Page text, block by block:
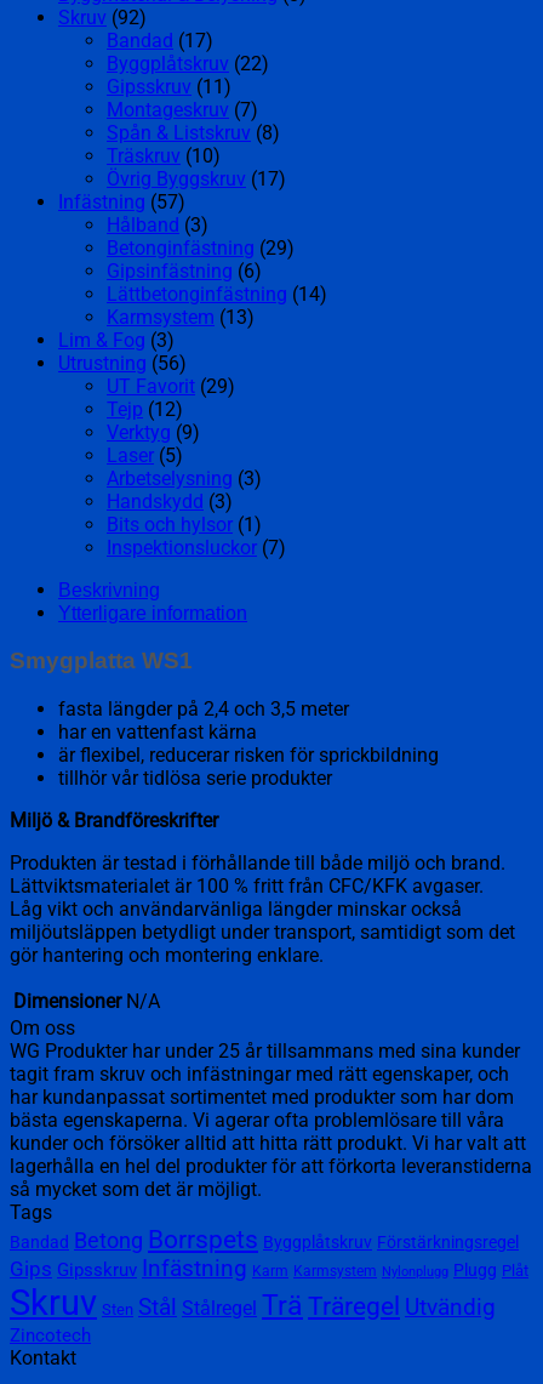
Skruv (92)
Bandad (17)
Byggplåtskruv (22)
Gipsskruv (11)
Montageskruv (7)
Spån & Listskruv (8)
Träskruv (10)
Övrig Byggskruv (17)
Infästning (57)
Hålband (3)
Betonginfästning (29)
Gipsinfästning (6)
Lättbetonginfästning (14)
Karmsystem (13)
Lim & Fog (3)
Utrustning (56)
UT Favorit (29)
Tejp (12)
Verktyg (9)
Laser (5)
Arbetselysning (3)
Handskydd (3)
Bits och hylsor (1)
Inspektionsluckor (7)
Beskrivning
Ytterligare information
Smygplatta WS1
fasta längder på 2,4 och 3,5 meter
har en vattenfast kärna
är flexibel, reducerar risken för sprickbildning
tillhör vår tidlösa serie produkter
Miljö & Brandföreskrifter
Produkten är testad i förhållande till både miljö och brand.
Lättviktsmaterialet är 100 % fritt från CFC/KFK avgaser.
Låg vikt och användarvänliga längder minskar också
miljöutsläppen betydligt under transport, samtidigt som det
gör hantering och montering enklare.
Dimensioner N/A
Om oss
WG Produkter har under 25 år tillsammans med sina kunder
tagit fram skruv och infästningar med rätt egenskaper, och
har kundanpassat sortimentet med produkter som har dom
bästa egenskaperna. Vi agerar ofta problemlösare till våra
kunder och försöker alltid att hitta rätt produkt. Vi har valt att
lagerhålla en hel del produkter för att förkorta leveranstiderna
så mycket som det är möjligt.
Tags
Bandad Betong Borrspets Byggplåtskruv Förstärkningsregel
Gips Gipsskruv Infästning Karm Karmsystem Nylonplugg Plugg Plåt
Skruv Sten Stål Stålregel Trä Träregel Utvändig
Zincotech
Kontakt